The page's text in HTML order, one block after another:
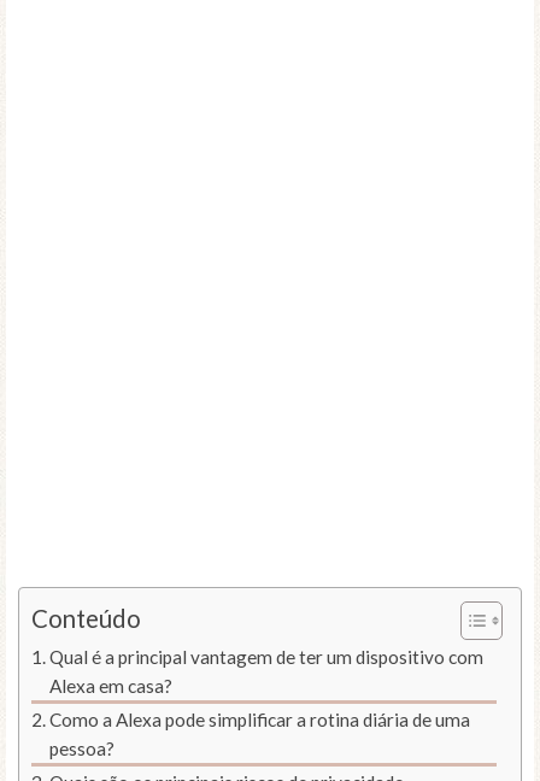
Conteúdo
Qual é a principal vantagem de ter um dispositivo com
Alexa em casa?
Como a Alexa pode simplificar a rotina diária de uma
pessoa?